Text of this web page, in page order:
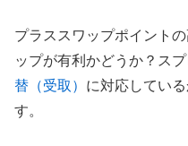
プラススワップポイント
ップが有利かどうか？ス
替（受取） に対応してい
す。